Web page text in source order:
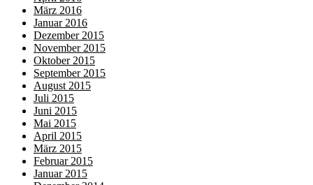
März 2016
Januar 2016
Dezember 2015
November 2015
Oktober 2015
September 2015
August 2015
Juli 2015
Juni 2015
Mai 2015
April 2015
März 2015
Februar 2015
Januar 2015